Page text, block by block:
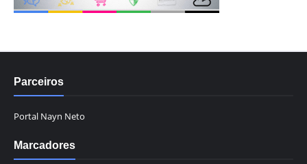
Parceiros
Portal Nayn Neto
Marcadores